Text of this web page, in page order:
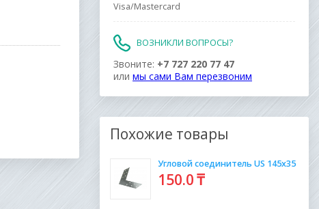
Visa/Mastercard
ВОЗНИКЛИ ВОПРОСЫ?
Звоните: +7 727 220 77 47
или мы сами Вам перезвоним
Похожие товары
Угловой соединитель US 145х35
150.0₸